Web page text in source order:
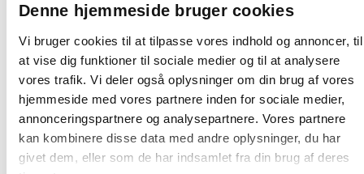
Denne hjemmeside bruger cookies
Vi bruger cookies til at tilpasse vores indhold og annoncer, til
at vise dig funktioner til sociale medier og til at analysere
vores trafik. Vi deler også oplysninger om din brug af vores
hjemmeside med vores partnere inden for sociale medier,
annonceringspartnere og analysepartnere. Vores partnere
kan kombinere disse data med andre oplysninger, du har
givet dem, eller som de har indsamlet fra din brug af deres
Adde hattehylde 750mm med 10 kroge i
massiv birk og mørkgrå metal
1.556,56 / stk
stk Læg i kurv